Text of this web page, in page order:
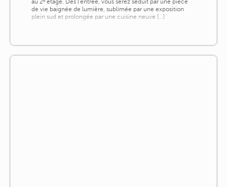
de vie baignée de lumière, sublimée par une exposition
plein sud et prolongée par une cuisine neuve [...]